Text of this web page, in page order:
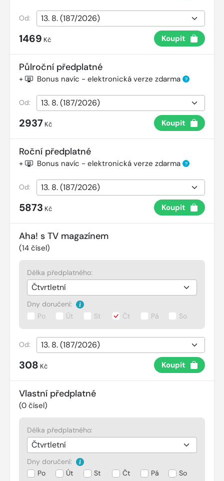
Od:
1469 Kč Koupit
Půlroční předplatné
+ Bonus navíc - elektronická verze zdarma ?
Od:
2937 Kč Koupit
Roční předplatné
+ Bonus navíc - elektronická verze zdarma ?
Od:
5873 Kč Koupit
Aha! s TV magazínem
(14 čísel)
Délka předplatného:
Dny doručení:
Po
Út St Čt Pá So
Od:
308 Kč Koupit
Vlastní předplatné
(0 čísel)
Délka předplatného:
Dny doručení:
Po
Út St Čt Pá So